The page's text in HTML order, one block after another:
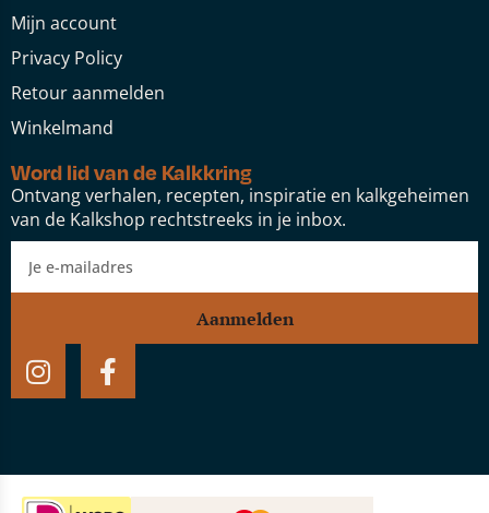
Mijn account
Privacy Policy
Retour aanmelden
Winkelmand
Word lid van de Kalkkring
Ontvang verhalen, recepten, inspiratie en kalkgeheimen
van de Kalkshop rechtstreeks in je inbox.
Aanmelden